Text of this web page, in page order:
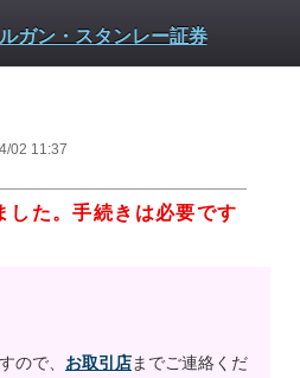
02 11:37
した。手続きは必要です
ので、 お取引店までご連絡くだ